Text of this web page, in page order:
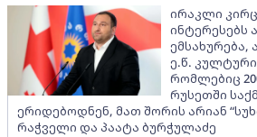
ირაკლი
ინტერესებს
ემსახურება,
ე.წ.
რომლებიც
რუსეთში
ერიდებოდნენ, მათ შორის არიან
რაჭველი და პაატა ბურჭულაძე